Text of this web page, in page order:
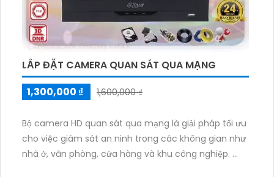
LẮP ĐẶT CAMERA QUAN SÁT QUA MẠNG
1,300,000 ₫
1,600,000 ₫
Bộ camera HD quan sát qua mạng là giải pháp tối ưu
cho việc giám sát an ninh trong các không gian như
nhà ở, văn phòng, cửa hàng và khu công nghiệp.